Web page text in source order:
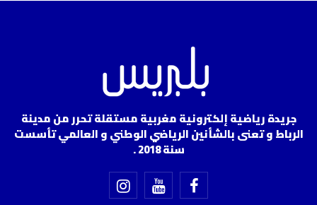
جريدة رياضية إلكترونية مغربية مستقلة تحرر من مدينة
الرباط و تعنى بالشأنين الرياضي الوطني و العالمي تأسست
سنة 2018 .